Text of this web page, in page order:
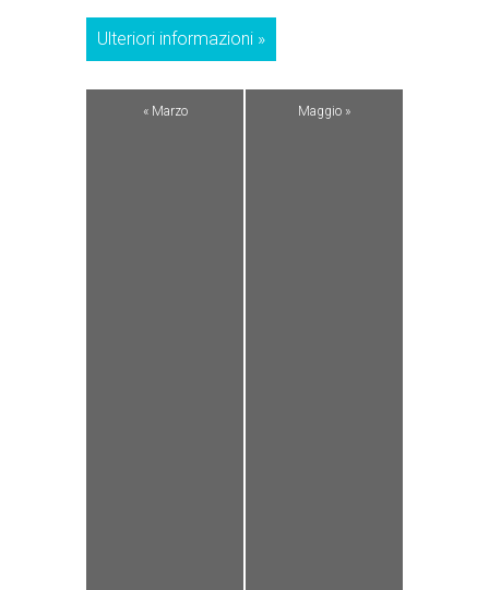
Ulteriori informazioni »
« Marzo Maggio »